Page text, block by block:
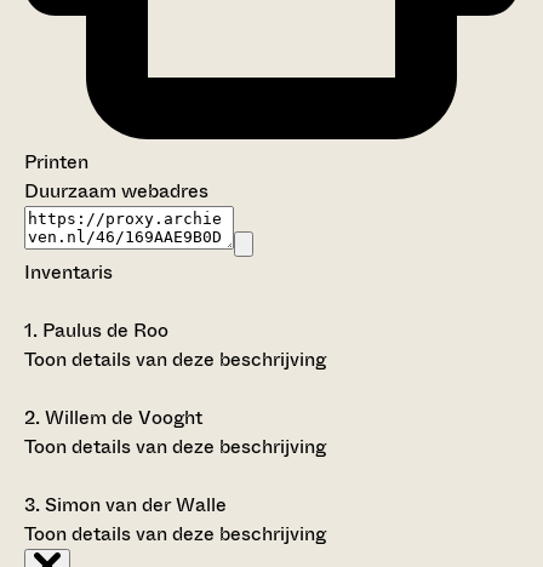
Printen
Duurzaam webadres
Inventaris
1. Paulus de Roo
Toon details van deze beschrijving
2.Willem de Vooght
Toon details van deze beschrijving
3.Simon van der Walle
Toon details van deze beschrijving